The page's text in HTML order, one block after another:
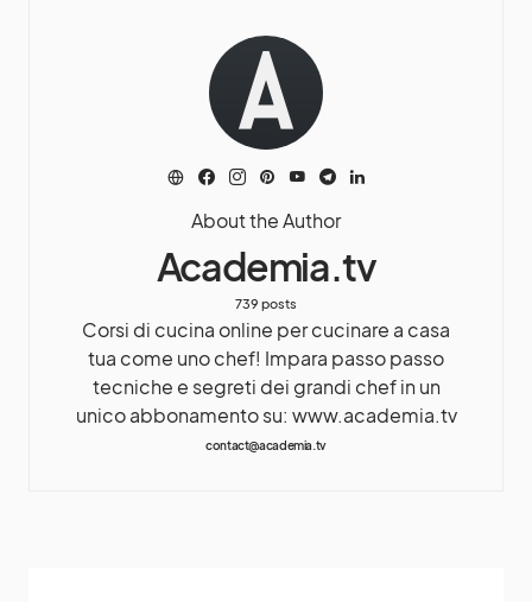
About the Author
Academia.tv
739 posts
Corsi di cucina online per cucinare a casa
tua come uno chef! Impara passo passo
tecniche e segreti dei grandi chef in un
unico abbonamento su: www.academia.tv
contact@academia.tv